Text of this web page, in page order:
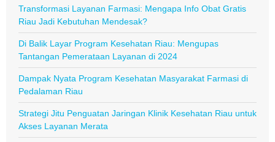
Transformasi Layanan Farmasi: Mengapa Info Obat Gratis
Riau Jadi Kebutuhan Mendesak?
Di Balik Layar Program Kesehatan Riau: Mengupas
Tantangan Pemerataan Layanan di 2024
Dampak Nyata Program Kesehatan Masyarakat Farmasi di
Pedalaman Riau
Strategi Jitu Penguatan Jaringan Klinik Kesehatan Riau untuk
Akses Layanan Merata